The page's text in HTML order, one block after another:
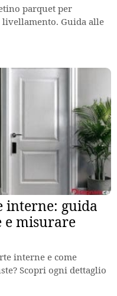
parquet per
livellamento. Guida alle
interne: guida
e misurare
interne e come
Scopri ogni dettaglio